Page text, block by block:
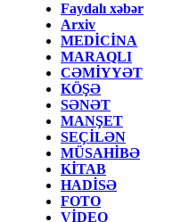
Faydalı xəbər
Arxiv
MEDİCİNA
MARAQLI
CƏMİYYƏT
KÖŞƏ
SƏNƏT
MANŞET
SEÇİLƏN
MÜSAHİBƏ
KİTAB
HADİSƏ
FOTO
VİDEO